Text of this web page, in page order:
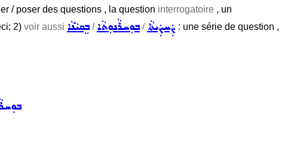
/ poser des questions , la question interrogatoire , un
2) voir aussi ܒܸܩܝܵܢܵܐ/ܒܘܼܚܪܵܢܘܼܬܵܐ/ܨܲܚܨܲܝܬܵܐ : une série de question ,